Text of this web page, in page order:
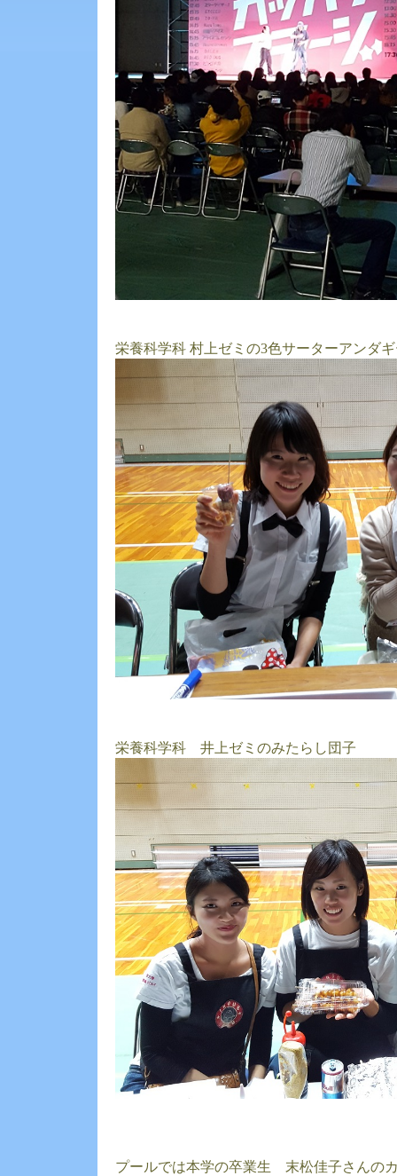
栄養科学科 村上ゼミの3色サーターアンダ
栄養科学科 井上ゼミのみたらし団子
プールでは本学の卒業生 末松佳子さんの